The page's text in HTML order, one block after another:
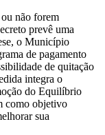
não forem
prevê uma
o Município
de pagamento
de quitação
integra o
do Equilíbrio
como objetivo
sua